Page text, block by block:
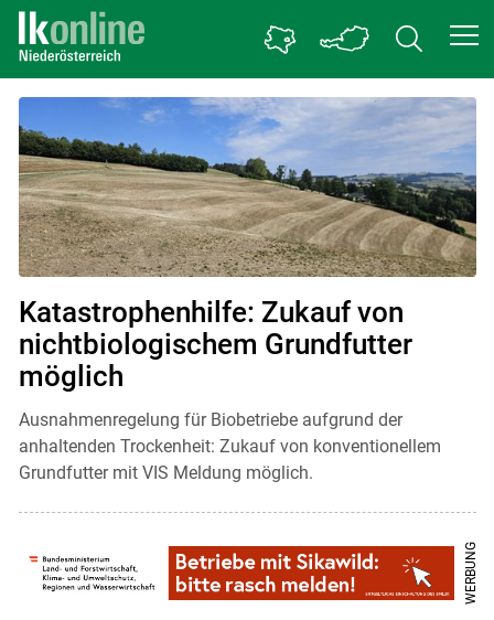
Startseite Landwirtschaftskammer NÖ
Katastrophenhilfe: Zukauf von
nichtbiologischem Grundfutter
möglich
Ausnahmenregelung für Biobetriebe aufgrund der
anhaltenden Trockenheit: Zukauf von konventionellem
Grundfutter mit VIS Meldung möglich.